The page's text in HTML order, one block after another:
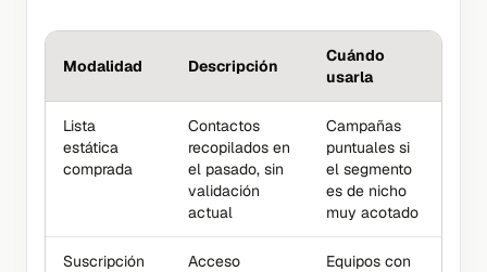
Modalidad Descripción
Cuándo
usarla
Lista
estática
comprada
Contactos
recopilados en
el pasado, sin
validación
actual
Campañas
puntuales si
el segmento
es de nicho
muy acotado
Suscripción
Acceso
Equipos con